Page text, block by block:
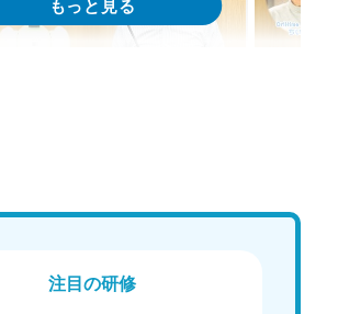
Web講義を視聴する
注目の研修